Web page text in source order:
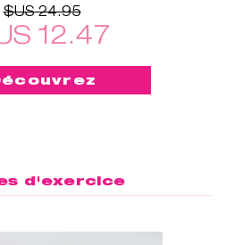
$US 24.95
12.47
d'exercice